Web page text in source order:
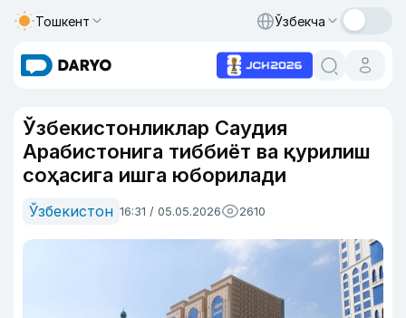
Тошкент Ўзбекча
Ўзбекистонликлар Саудия
Арабистонига тиббиёт ва қурилиш
соҳасига ишга юборилади
Ўзбекистон 16:31 / 05.05.2026 2610